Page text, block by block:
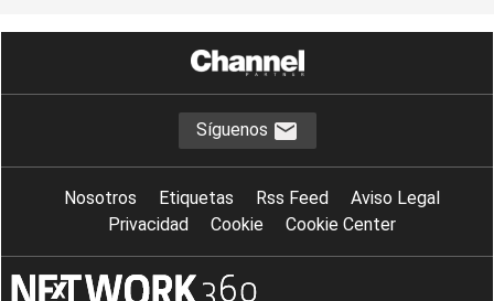
Síguenos
Nosotros Etiquetas Rss Feed
Aviso Legal
Privacidad
Cookie Cookie Center